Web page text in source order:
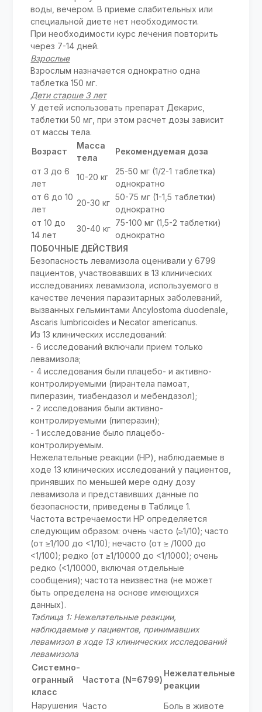
воды, вечером. В приеме слабительных или
специальной диете нет необходимости.
При необходимости курс лечения повторить
через 7-14 дней.
Взрослые
Взрослым назначается однократно одна
таблетка 150 мг.
Дети старше 3 лет
У детей использовать препарат Декарис,
таблетки 50 мг, при этом расчет дозы зависит
от массы тела.
Возраст
Масса
тела
Рекомендуемая доза
от 3 до 6
лет
10-20 кг
25-50 мг (1/2-1 таблетка)
однократно
от 6 до 10
лет
20-30 кг
50-75 мг (1-1,5 таблетки)
однократно
от 10 до
14 лет
30-40 кг
75-100 мг (1,5-2 таблетки)
однократно
ПОБОЧНЫЕ ДЕЙСТВИЯ
Безопасность левамизола оценивали у 6799
пациентов, участвовавших в 13 клинических
исследованиях левамизола, используемого в
качестве лечения паразитарных заболеваний,
вызванных гельминтами Ancylostoma duodenale,
Ascaris lumbricoides и Necator americanus.
Из 13 клинических исследований:
- 6 исследований включали прием только
левамизола;
- 4 исследования были плацебо- и активно-
контролируемыми (пирантела памоат,
пиперазин, тиабендазол и мебендазол);
- 2 исследования были активно-
контролируемыми (пиперазин);
- 1 исследование было плацебо-
контролируемым.
Нежелательные реакции (HP), наблюдаемые в
ходе 13 клинических исследований у пациентов,
принявших по меньшей мере одну дозу
левамизола и представивших данные по
безопасности, приведены в Таблице 1.
Частота встречаемости HP определяется
следующим образом: очень часто (≥1/10); часто
(от ≥1/100 до <1/10); нечасто (от ≥ /1000 до
<1/100); редко (от ≥1/10000 до <1/1000); очень
редко (<1/10000, включая отдельные
сообщения); частота неизвестна (не может
быть определена на основе имеющихся
данных).
Таблица 1: Нежелательные реакции,
наблюдаемые у пациентов, принимавших
левамизол в ходе 13 клинических исследований
левамизола
Системно-
огранный
класс
Частота (N=6799)
Нежелательные
реакции
Нарушения Часто
Боль в животе